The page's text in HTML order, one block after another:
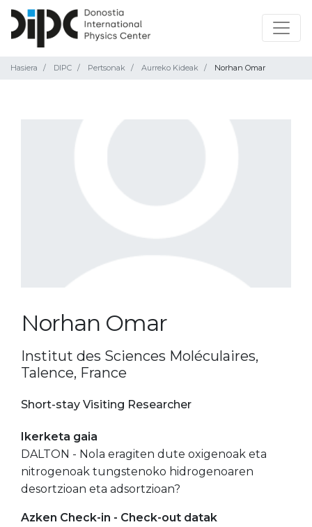
Hasiera DIPC Pertsonak Aurreko Kideak Norhan Omar
Norhan Omar
Institut des Sciences Moléculaires,
Talence, France
Short-stay Visiting Researcher
Ikerketa gaia
DALTON - Nola eragiten dute oxigenoak eta
nitrogenoak tungstenoko hidrogenoaren
desortzioan eta adsortzioan?
Azken Check-in - Check-out datak